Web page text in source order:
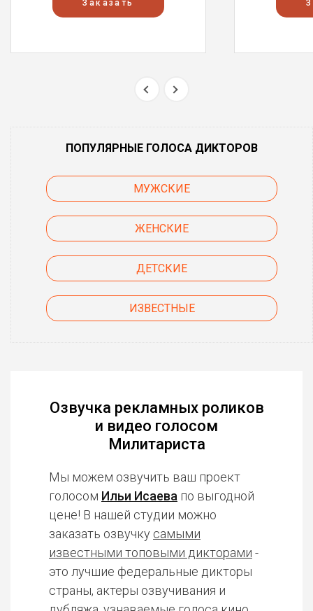
Заказать
ПОПУЛЯРНЫЕ ГОЛОСА ДИКТОРОВ
МУЖСКИЕ
ЖЕНСКИЕ
ДЕТСКИЕ
ИЗВЕСТНЫЕ
Озвучка рекламных роликов
и видео голосом
Милитариста
Мы можем озвучить ваш проект
голосом Ильи Исаева по выгодной
цене! В нашей студии можно
заказать озвучку самыми
известными топовыми дикторами -
это лучшие федеральные дикторы
страны, актеры озвучивания и